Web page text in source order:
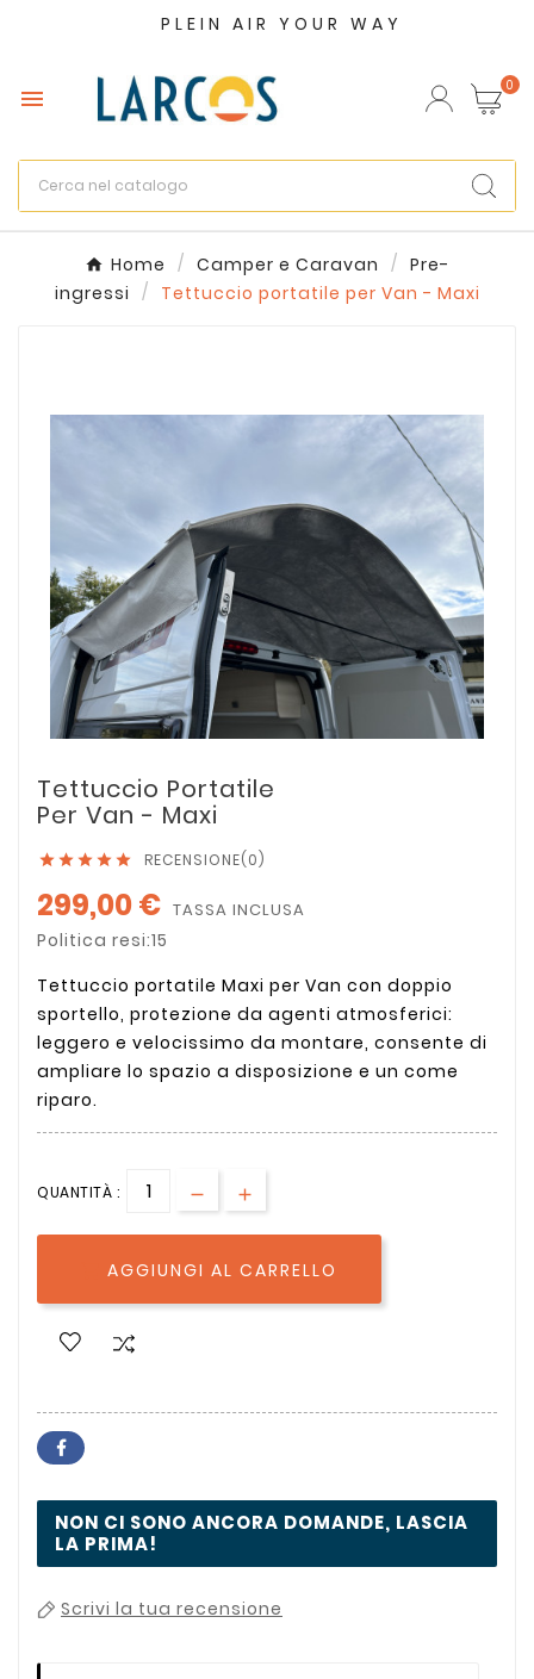
PLEIN AIR YOUR WAY
 0
Home Camper e Caravan
Pre-
ingressi
Tettuccio portatile per Van - Maxi
Tettuccio Portatile
Per Van - Maxi
     RECENSIONE(0)
299,00 € TASSA INCLUSA
Politica resi:15
Tettuccio portatile Maxi per Van con doppio
sportello, protezione da agenti atmosferici:
leggero e velocissimo da montare, consente di
ampliare lo spazio a disposizione e un come
riparo.
QUANTITÀ :
AGGIUNGI AL CARRELLO
NON CI SONO ANCORA DOMANDE, LASCIA
LA PRIMA!
Scrivi la tua recensione
Nome lista dei desideri
Annulla Crea lista dei desideri